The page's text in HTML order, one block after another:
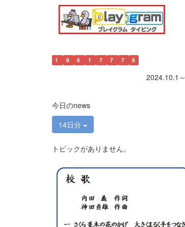
1 8 6 1 7 7 7 8
2024.10.1～
今日のnews
14日分
トピックがありません。